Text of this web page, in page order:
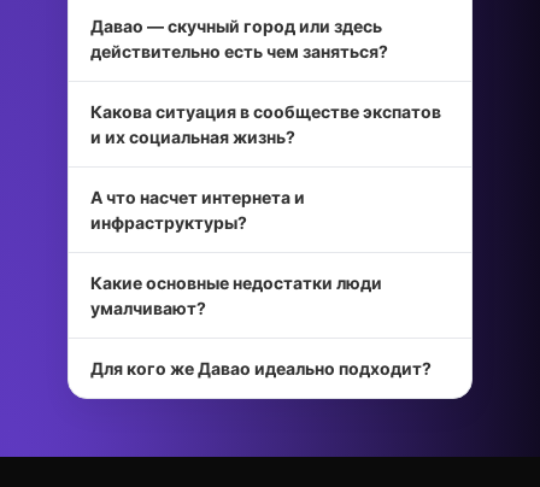
Давао — скучный город или здесь
действительно есть чем заняться?
Какова ситуация в сообществе экспатов
и их социальная жизнь?
А что насчет интернета и
инфраструктуры?
Какие основные недостатки люди
умалчивают?
Для кого же Давао идеально подходит?